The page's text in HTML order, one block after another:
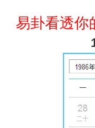
易卦看透你